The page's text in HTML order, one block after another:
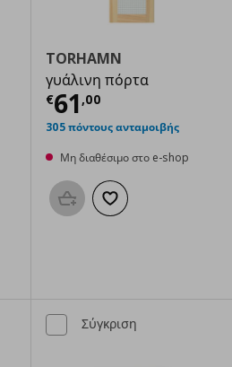
€ 12,00
TORHAMN
γυάλινη πόρτα
€61 ,00
Τρέχουσα
305 πόντους ανταμοιβής
Μη διαθέσιμο στο e-shop
Προσθήκη στο καλάθι
Προσθήκη στα
Σύγκριση